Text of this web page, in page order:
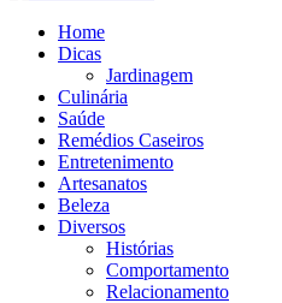
Home
Dicas
Jardinagem
Culinária
Saúde
Remédios Caseiros
Entretenimento
Artesanatos
Beleza
Diversos
Histórias
Comportamento
Relacionamento